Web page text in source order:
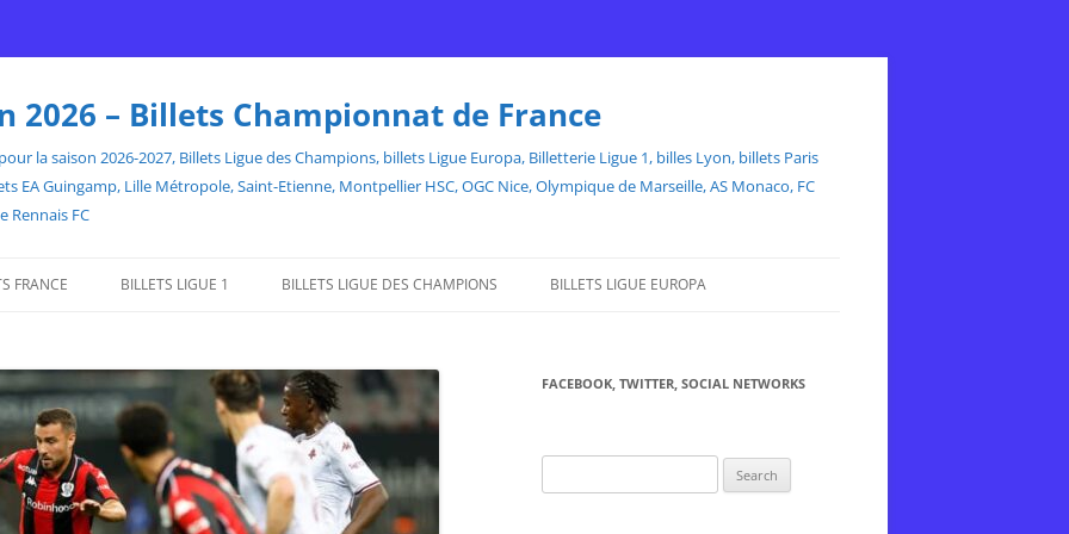
2026 – Billets Championnat de France
la saison 2026-2027, Billets Ligue des Champions, billets Ligue Europa, Billetterie Ligue 1, billes Lyon, billets Paris
EA Guingamp, Lille Métropole, Saint-Etienne, Montpellier HSC, OGC Nice, Olympique de Marseille, AS Monaco, FC
Rennais FC
FRANCE BILLETS LIGUE 1 BILLETS LIGUE DES CHAMPIONS BILLETS LIGUE EUROPA
FACEBOOK, TWITTER, SOCIAL NETWORKS
for: